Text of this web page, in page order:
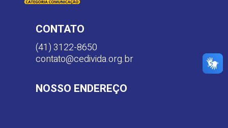
CONTATO
(41) 3122-8650
contato@cedivida.org.br
NOSSO ENDEREÇO